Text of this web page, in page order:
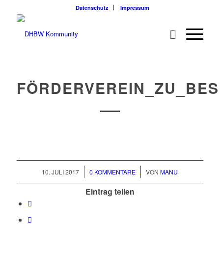
Datenschutz Impressum
10. JULI 2017
/ 0 KOMMENTARE
/ VON MANU
Eintrag teilen